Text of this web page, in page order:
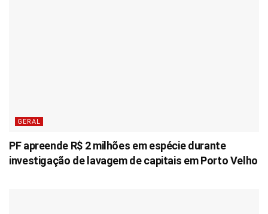
GERAL
PF apreende R$ 2 milhões em espécie durante
investigação de lavagem de capitais em Porto Velho